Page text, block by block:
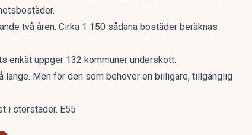
två åren. Cirka 1 150 sådana bostäder beräknas
enkät uppger 132 kommuner underskott.
länge. Men för den som behöver en billigare, tillgänglig
i storstäder. E55